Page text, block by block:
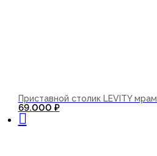
Приставной столик LEVITY
69.000 ₽